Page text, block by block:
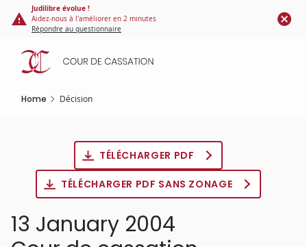
Cookies management panel
content
Judilibre évolue !
Aidez-nous à l'améliorer en 2 minutes
Répondre au questionnaire
Home Décision
TÉLÉCHARGER PDF
TÉLÉCHARGER PDF SANS ZONAGE
13 January 2004